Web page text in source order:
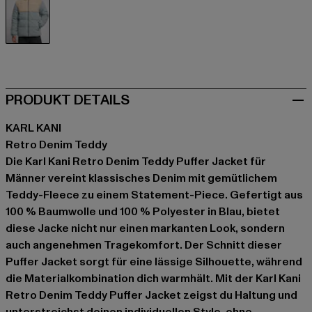
PRODUKT DETAILS
KARL KANI
Retro Denim Teddy
Die Karl Kani Retro Denim Teddy Puffer Jacket für
Männer vereint klassisches Denim mit gemütlichem
Teddy-Fleece zu einem Statement-Piece. Gefertigt aus
100 % Baumwolle und 100 % Polyester in Blau, bietet
diese Jacke nicht nur einen markanten Look, sondern
auch angenehmen Tragekomfort. Der Schnitt dieser
Puffer Jacket sorgt für eine lässige Silhouette, während
die Materialkombination dich warmhält. Mit der Karl Kani
Retro Denim Teddy Puffer Jacket zeigst du Haltung und